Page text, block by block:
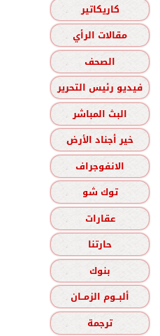
كاريكاتير
مقالات الرأي
الصحف
فيديو رئيس التحرير
البث المباشر
خير أجناد الأرض
الانفوجراف
توك شو
عقارات
حارتنا
بنوك
ألبــوم الزمــان
ترجمة